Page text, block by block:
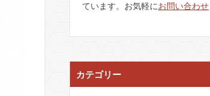
ています。お気軽にお問い合わせ
カテゴリー